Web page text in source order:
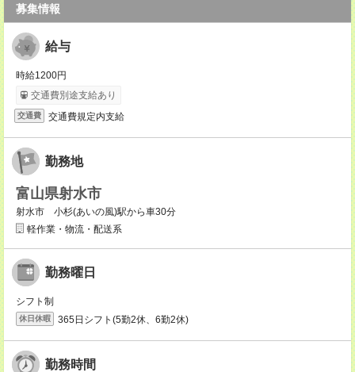
募集情報
給与
時給1200円
交通費別途支給あり
交通費 交通費規定内支給
勤務地
富山県射水市
射水市 小杉(あいの風)駅から車30分
軽作業・物流・配送系
勤務曜日
シフト制
休日休暇 365日シフト(5勤2休、6勤2休)
勤務時間